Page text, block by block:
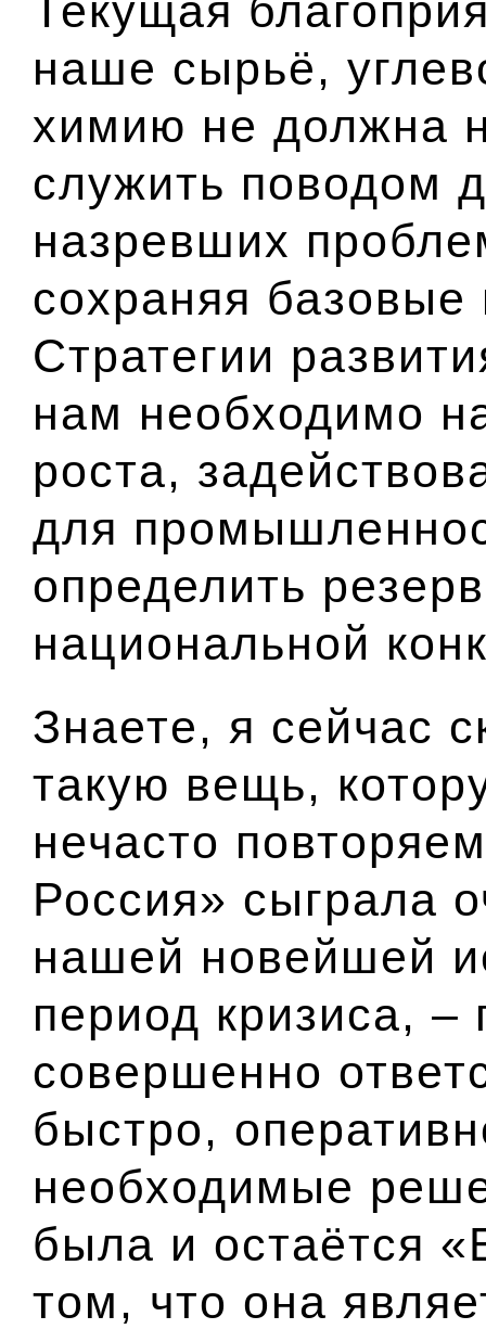
Текущая
наше сырьё,
химию не должна
служить поводом
назревших
сохраняя
Стратегии
нам необходимо
роста,
для
определить
национальной
Знаете, я сейчас
такую вещь,
нечасто
Россия» сыграла
нашей новейшей
период кризиса, –
совершенно
быстро,
необходимые
была и остаётся
том, что она